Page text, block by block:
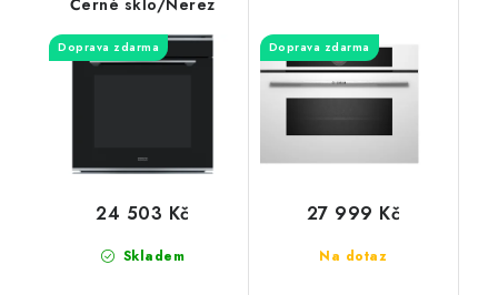
Doprava zdarma
Skladem
24 503 Kč
Doprava zdarma
Na dotaz
27 999 Kč